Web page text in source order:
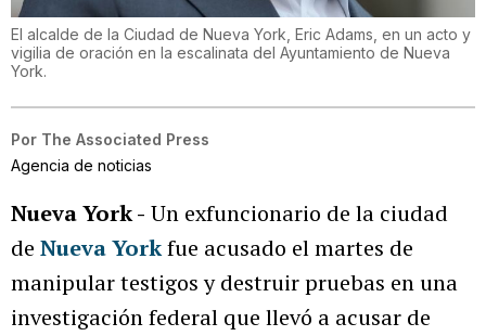
El alcalde de la Ciudad de Nueva York, Eric Adams, en un acto y
vigilia de oración en la escalinata del Ayuntamiento de Nueva
York.
Por The Associated Press
Agencia de noticias
Nueva York - Un exfuncionario de la ciudad
de Nueva Yorkfue acusado el martes de
manipular testigos y destruir pruebas en una
investigación federal que llevó a acusar de